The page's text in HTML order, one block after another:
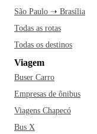
São Paulo ➝ Brasília
Todas as rotas
Todas os destinos
Viagem
Buser Carro
Empresas de ônibus
Viagens Chapecó
Bus X